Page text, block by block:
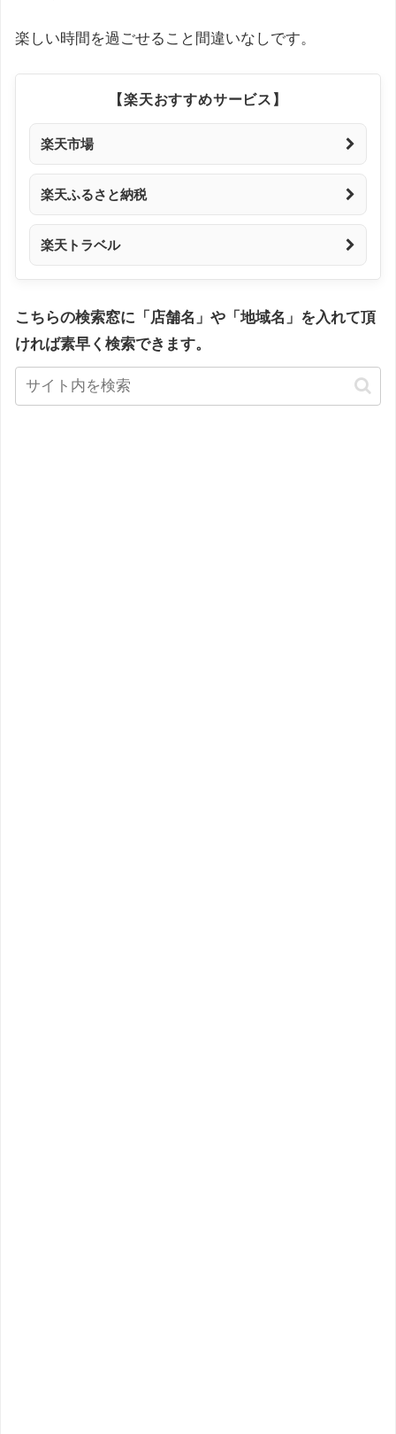
楽しい時間を過ごせること間違いなしです。
【楽天おすすめサービス】
楽天市場
楽天ふるさと納税
楽天トラベル
こちらの検索窓に「店舗名」や「地域名」を入れて頂
ければ素早く検索できます。